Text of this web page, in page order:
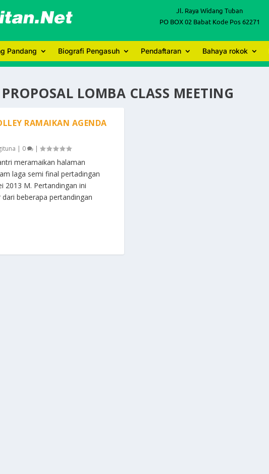
Jl. Raya Widang Tuban
PO BOX 02 Babat Kode Pos 62271
Pandang Biografi Pengasuh Pendaftaran Bahaya rokok
LOMBA CLASS MEETING
RAMAIKAN AGENDA
| 0 |
meramaikan halaman
laga semi final pertadingan
2013 M. Pertandingan ini
beberapa pertandingan